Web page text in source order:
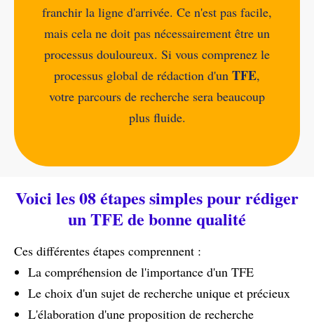
franchir la ligne d'arrivée. Ce n'est pas facile,
mais cela ne doit pas nécessairement être un
processus douloureux. Si vous comprenez le
processus global de rédaction d'un TFE,
votre parcours de recherche sera beaucoup
plus fluide.
Voici les 08 étapes simples pour rédiger
un TFE de bonne qualité
Ces différentes étapes comprennent :
La compréhension de l'importance d'un TFE
Le choix d'un sujet de recherche unique et précieux
L'élaboration d'une proposition de recherche